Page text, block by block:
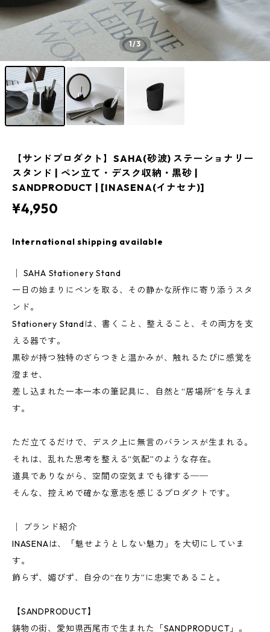
1/3
【サンドプロダクト】SAHA(砂波) ステーショナリー
スタンド | ペン立て・デスク収納・黒砂 |
SANDPRODUCT | [INASENA(イナセナ)]
¥4,950
International shipping available
│ SAHA Stationery Stand
一日の始まりにペンを取る、その静かな所作に寄り添うスタ
ンド。
Stationery Standは、書くこと、整えること、その両方を支
える器です。
黒砂が持つ独特のざらつきと温かみが、触れるたびに感覚を
澄ませ、
差し込まれた一本一本の筆記具に、自然と“居場所”を与えま
す。
ただ立てるだけで、デスク上に無言のバランスが生まれる。
それは、乱れた思考を整える“気配”のような存在。
道具でありながら、空間の空気までも律する──
そんな、控えめで確かな意志を感じるプロダクトです。
│ ブランド紹介
INASENAは、「魅せようとしない魅力」を大切にしていま
す。
飾らず、媚びず、自分の“在り方”に忠実であること。
【SANDPRODUCT】
鋳物の街、愛知県西尾市で生まれた「SANDPRODUCT」。